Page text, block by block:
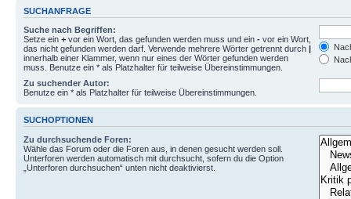
SUCHANFRAGE
Suche nach Begriffen:
Setze ein + vor ein Wort, das gefunden werden muss und ein - vor ein Wort,
das nicht gefunden werden darf. Verwende mehrere Wörter getrennt durch |
innerhalb einer Klammer, wenn nur eines der Wörter gefunden werden
muss. Benutze ein * als Platzhalter für teilweise Übereinstimmungen.
Zu suchender Autor:
Benutze ein * als Platzhalter für teilweise Übereinstimmungen.
SUCHOPTIONEN
Zu durchsuchende Foren:
Wähle das Forum oder die Foren aus, in denen gesucht werden soll.
Unterforen werden automatisch mit durchsucht, sofern du die Option
„Unterforen durchsuchen“ unten nicht deaktivierst.